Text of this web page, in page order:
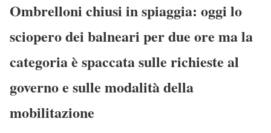
Ombrelloni chiusi in spiaggia: oggi lo
sciopero dei balneari per due ore ma la
categoria è spaccata sulle richieste al
governo e sulle modalità della
mobilitazione